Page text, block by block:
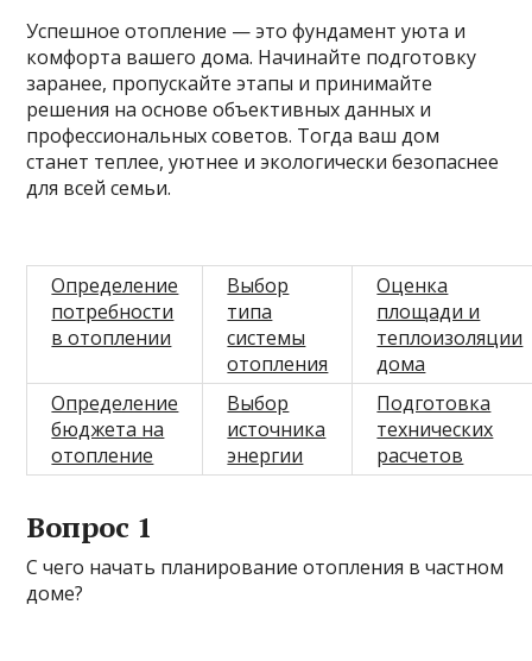
Успешное отопление — это фундамент уюта и
комфорта вашего дома. Начинайте подготовку
заранее, пропускайте этапы и принимайте
решения на основе объективных данных и
профессиональных советов. Тогда ваш дом
станет теплее, уютнее и экологически безопаснее
для всей семьи.
Определение
потребности
в отоплении
Выбор
типа
системы
отопления
Оценка
площади и
теплоизоляции
дома
Определение
бюджета на
отопление
Выбор
источника
энергии
Подготовка
технических
расчетов
Вопрос 1
С чего начать планирование отопления в частном
доме?